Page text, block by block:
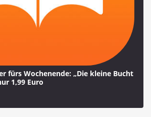
fürs Wochenende: „Die kleine Bucht
1,99 Euro